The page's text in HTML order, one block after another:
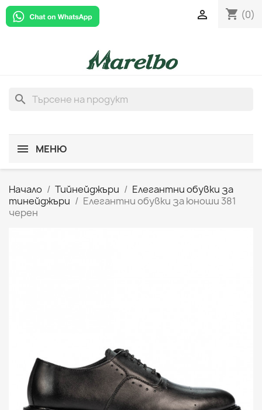
shopping_cart (0)

search
МЕНЮ
Начало Тийнейджъри
Елегантни обувки за
тинейджъри
Елегантни обувки за юноши 381
черен